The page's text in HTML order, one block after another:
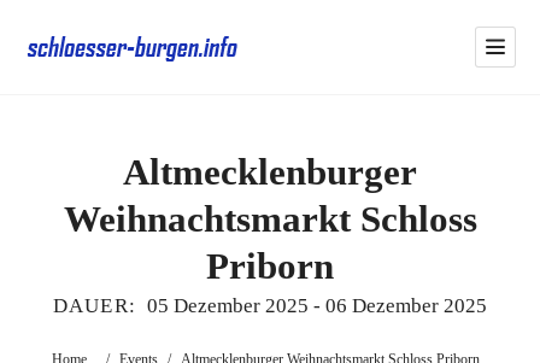
Altmecklenburger
Weihnachtsmarkt Schloss
Priborn
DAUER: 05 Dezember 2025 - 06 Dezember 2025
Home / Events / Altmecklenburger Weihnachtsmarkt Schloss Priborn